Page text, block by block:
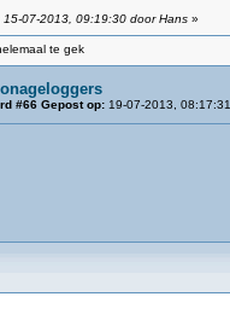
07-2013, 09:19:30 door Hans»
te gek
#66 Gepost op:19-07-2013,